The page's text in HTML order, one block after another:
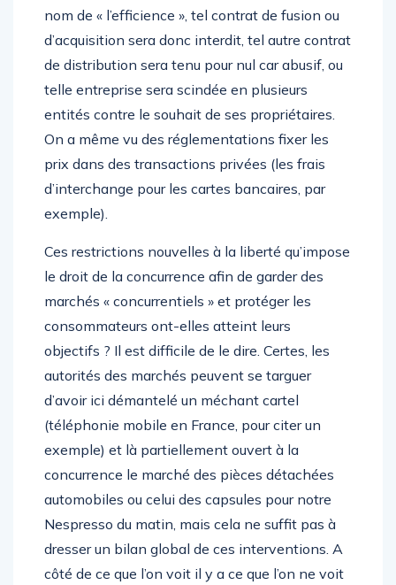
nom de « l’efficience », tel contrat de fusion ou
d’acquisition sera donc interdit, tel autre contrat
de distribution sera tenu pour nul car abusif, ou
telle entreprise sera scindée en plusieurs
entités contre le souhait de ses propriétaires.
On a même vu des réglementations fixer les
prix dans des transactions privées (les frais
d’interchange pour les cartes bancaires, par
exemple).
Ces restrictions nouvelles à la liberté qu’impose
le droit de la concurrence afin de garder des
marchés « concurrentiels » et protéger les
consommateurs ont-elles atteint leurs
objectifs ? Il est difficile de le dire. Certes, les
autorités des marchés peuvent se targuer
d’avoir ici démantelé un méchant cartel
(téléphonie mobile en France, pour citer un
exemple) et là partiellement ouvert à la
concurrence le marché des pièces détachées
automobiles ou celui des capsules pour notre
Nespresso du matin, mais cela ne suffit pas à
dresser un bilan global de ces interventions. A
côté de ce que l’on voit il y a ce que l’on ne voit